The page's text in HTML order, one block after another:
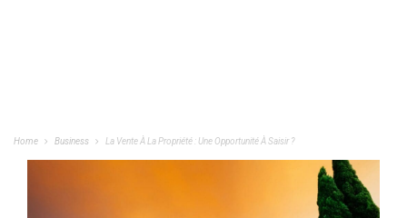
Home Business La Vente À La Propriété : Une Opportunité À Saisir ?